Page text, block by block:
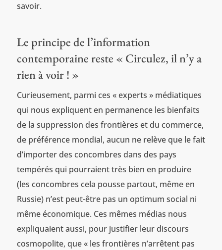
savoir.
Le principe de l’information
contemporaine reste « Circulez, il n’y a
rien à voir ! »
Curieusement, parmi ces « experts » médiatiques
qui nous expliquent en permanence les bienfaits
de la suppression des frontières et du commerce,
de préférence mondial, aucun ne relève que le fait
d’importer des concombres dans des pays
tempérés qui pourraient très bien en produire
(les concombres cela pousse partout, même en
Russie) n’est peut-être pas un optimum social ni
même économique. Ces mêmes médias nous
expliquaient aussi, pour justifier leur discours
cosmopolite, que « les frontières n’arrêtent pas